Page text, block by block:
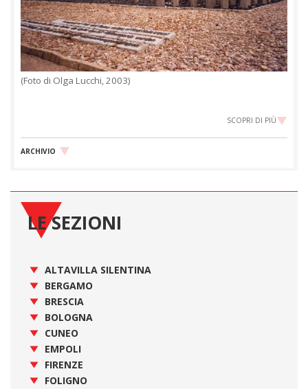
(Foto di Olga Lucchi, 2003)
SCOPRI DI PIÙ
ARCHIVIO
LE SEZIONI
ALTAVILLA SILENTINA
BERGAMO
BRESCIA
BOLOGNA
CUNEO
EMPOLI
FIRENZE
FOLIGNO